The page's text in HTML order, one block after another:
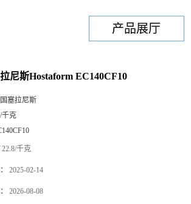
产品展厅
尼斯Hostaform EC140CF10
塞拉尼斯
千克
22.8/千克
2025-02-14
2026-08-08